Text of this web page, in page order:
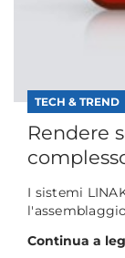
TECH & TREND
Rendere
I sistemi
Continua a